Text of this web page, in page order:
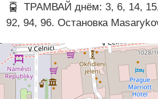
ТРАМВАЙ днём: 3, 6, 14,
92, 94, 96. Остановка